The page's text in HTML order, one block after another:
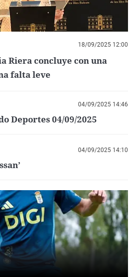
18/09/2025 12:00
Riera concluye con una
falta leve
04/09/2025 14:46
Deportes 04/09/2025
04/09/2025 14:10